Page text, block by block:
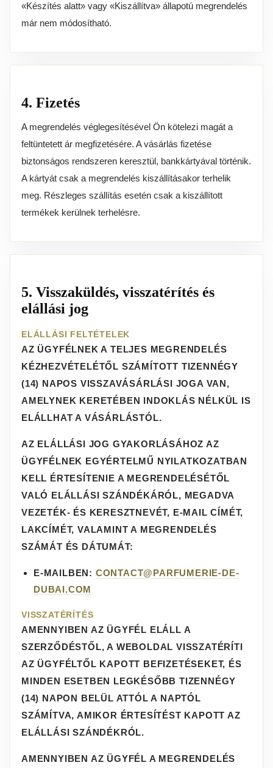
«Készítés alatt» vagy «Kiszállítva» állapotú megrendelés
már nem módosítható.
4. Fizetés
A megrendelés véglegesítésével Ön kötelezi magát a
feltüntetett ár megfizetésére. A vásárlás fizetése
biztonságos rendszeren keresztül, bankkártyával történik.
A kártyát csak a megrendelés kiszállításakor terhelik
meg. Részleges szállítás esetén csak a kiszállított
termékek kerülnek terhelésre.
5. Visszaküldés, visszatérítés és
elállási jog
ELÁLLÁSI FELTÉTELEK
AZ ÜGYFÉLNEK A TELJES MEGRENDELÉS
KÉZHEZVÉTELÉTŐL SZÁMÍTOTT TIZENNÉGY
(14) NAPOS VISSZAVÁSÁRLÁSI JOGA VAN,
AMELYNEK KERETÉBEN INDOKLÁS NÉLKÜL IS
ELÁLLHAT A VÁSÁRLÁSTÓL.
AZ ELÁLLÁSI JOG GYAKORLÁSÁHOZ AZ
ÜGYFÉLNEK EGYÉRTELMŰ NYILATKOZATBAN
KELL ÉRTESÍTENIE A MEGRENDELÉSÉTŐL
VALÓ ELÁLLÁSI SZÁNDÉKÁRÓL, MEGADVA
VEZETÉK- ÉS KERESZTNEVÉT, E-MAIL CÍMÉT,
LAKCÍMÉT, VALAMINT A MEGRENDELÉS
SZÁMÁT ÉS DÁTUMÁT:
E-MAILBEN: CONTACT@PARFUMERIE-DE-
DUBAI.COM
VISSZATÉRÍTÉS
AMENNYIBEN AZ ÜGYFÉL ELÁLL A
SZERZŐDÉSTŐL, A WEBOLDAL VISSZATÉRÍTI
AZ ÜGYFÉLTŐL KAPOTT BEFIZETÉSEKET, ÉS
MINDEN ESETBEN LEGKÉSŐBB TIZENNÉGY
(14) NAPON BELÜL ATTÓL A NAPTÓL
SZÁMÍTVA, AMIKOR ÉRTESÍTÉST KAPOTT AZ
ELÁLLÁSI SZÁNDÉKRÓL.
AMENNYIBEN AZ ÜGYFÉL A MEGRENDELÉS